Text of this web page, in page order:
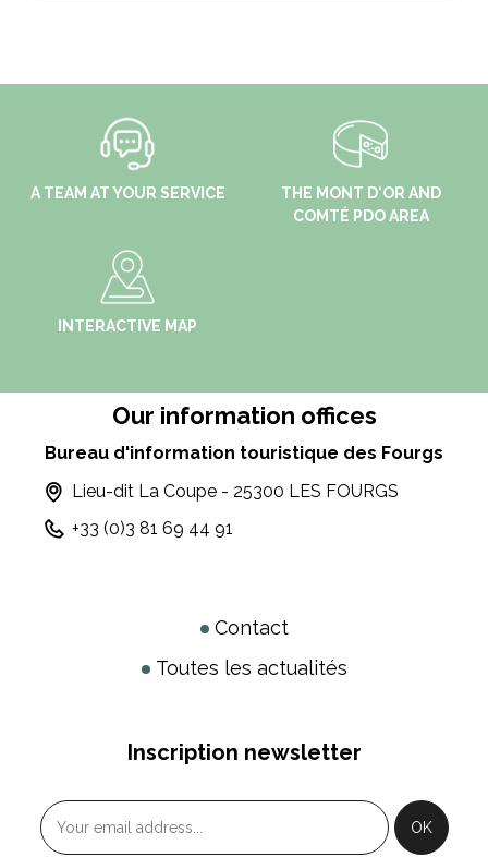
A TEAM AT YOUR SERVICE
THE MONT D'OR AND
COMTÉ PDO AREA
INTERACTIVE MAP
Our information offices
Bureau d'information touristique des Fourgs
Lieu-dit La Coupe - 25300 LES FOURGS
+33 (0)3 81 69 44 91
Contact
Toutes les actualités
Inscription newsletter